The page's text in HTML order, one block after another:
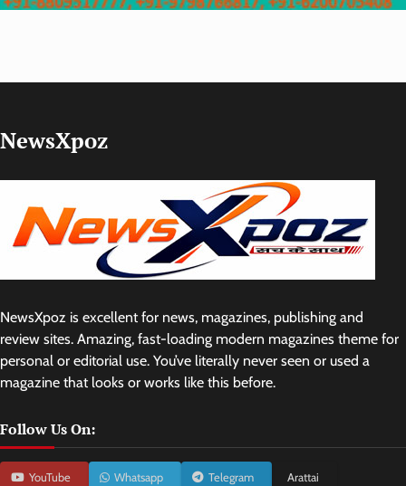
NewsXpoz
NewsXpoz is excellent for news, magazines, publishing and
review sites. Amazing, fast-loading modern magazines theme for
personal or editorial use. You’ve literally never seen or used a
magazine that looks or works like this before.
Follow Us On:
YouTube Whatsapp Telegram Arattai